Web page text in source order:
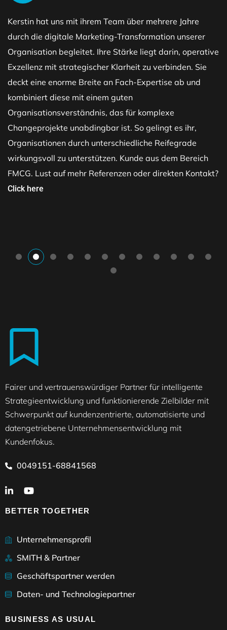
Kerstin hat uns mit ihrem Team über mehrere Jahre
durch die digitale Marketing-Transformation unserer
Organisation begleitet. Ihre Stärke liegt darin, operative
Exzellenz mit strategischer Klarheit zu verbinden. Sie
deckt eine enorme Breite an Fach-Expertise ab und
kombiniert diese mit einem guten
Organisationsverständnis, das für komplexe
Changeprojekte unabdingbar ist. So gelingt es ihr,
Organisationen durch unterschiedliche Reifegrade
wirkungsvoll zu unterstützen. Kunde aus dem Bereich
FMCG. Lust auf mehr Referenzen oder direkten Kontakt?
Click here
Fairer und vertrauenswürdiger Partner für intelligente
Strategieentwicklung und funktionierende Zielbilder mit
Schwerpunkt auf kundenzentrierte, automatisierte und
datengetriebene Unternehmensentwicklung mit
Kundenfokus.
0049151-68841568
BETTER TOGETHER
Unternehmensprofil
SMITH & Partner
Geschäftspartner werden
Daten- und Technologiepartner
BUSINESS AS USUAL